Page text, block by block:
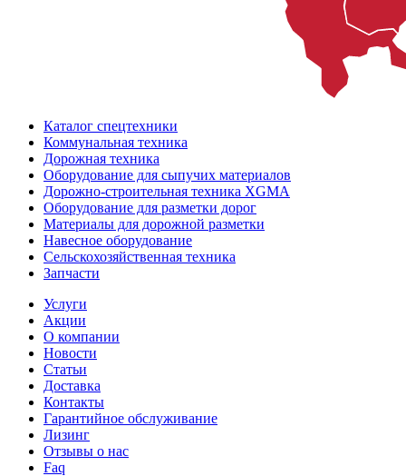
Каталог спецтехники
Коммунальная техника
Дорожная техника
Оборудование для сыпучих материалов
Дорожно-строительная техника XGMA
Оборудование для разметки дорог
Материалы для дорожной разметки
Навесное оборудование
Сельскохозяйственная техника
Запчасти
Услуги
Акции
О компании
Новости
Статьи
Доставка
Контакты
Гарантийное обслуживание
Лизинг
Отзывы о нас
Faq